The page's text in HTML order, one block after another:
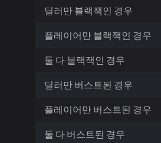
딜러만 블랙잭인 경우
플레이어만 블랙잭인 경우
둘 다 블랙잭인 경우
딜러만 버스트된 경우
플레이어만 버스트된 경우
둘 다 버스트된 경우